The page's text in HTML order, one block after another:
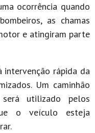
ocorrência quando
as chamas
e atingiram parte
intervenção rápida da
Um caminhão
utilizado pelos
o veículo esteja